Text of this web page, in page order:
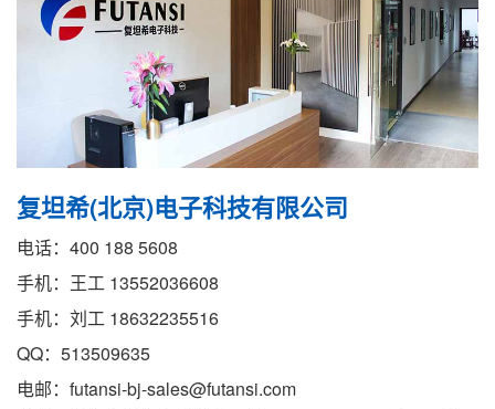
复坦希(北京)电子科技有限公司
电话：400 188 5608
手机：王工 13552036608
手机：刘工 18632235516
QQ：513509635
电邮：futansi-bj-sales@futansi.com